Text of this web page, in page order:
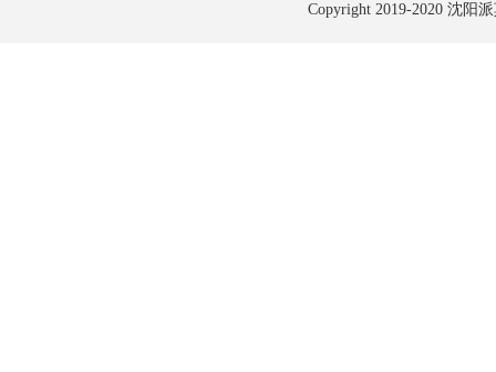
Copyright 2019-2020 沈阳